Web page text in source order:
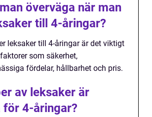
överväga när man
till 4-åringar?
leksaker till 4-åringar är det viktigt
som säkerhet,
fördelar, hållbarhet och pris.
av leksaker är
för 4-åringar?